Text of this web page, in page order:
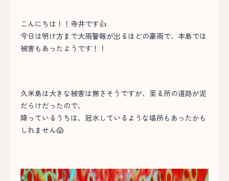
こんにちは！！寺井です👍
今日は明け方まで大雨警報が出るほどの豪雨で、本島では
被害もあったようです！！
久米島は大きな被害は無さそうですが、至る所の道路が泥
だらけだったので、
降っているうちは、冠水しているような場所もあったかも
しれません😱